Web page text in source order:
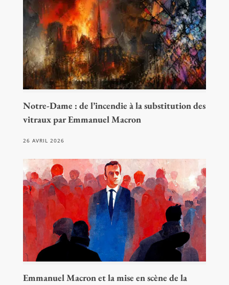
Notre-Dame : de l’incendie à la substitution des
vitraux par Emmanuel Macron
26 AVRIL 2026
Emmanuel Macron et la mise en scène de la